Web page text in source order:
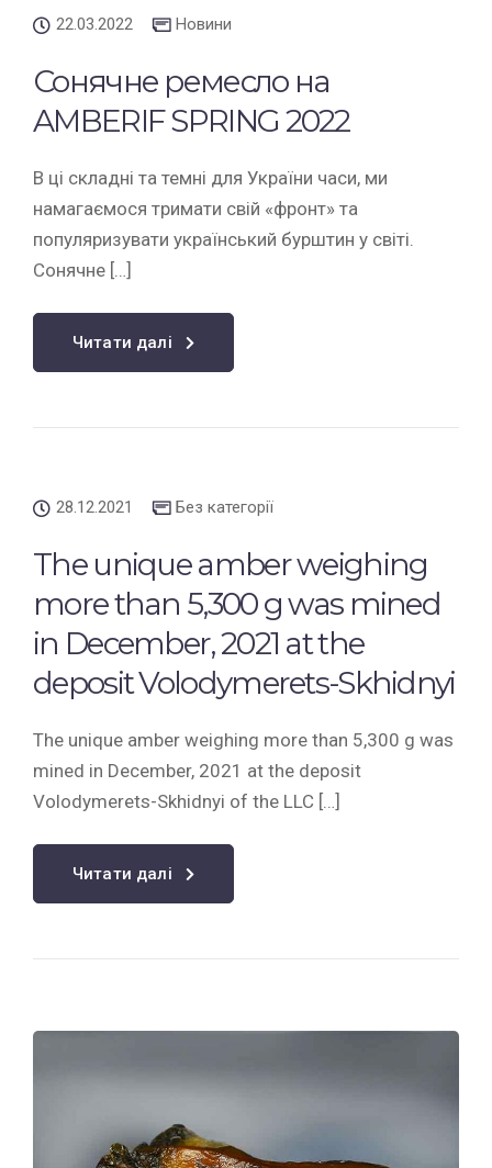
22.03.2022 Новини
Сонячне ремесло на
AMBERIF SPRING 2022
В ці складні та темні для України часи, ми
намагаємося тримати свій «фронт» та
популяризувати український бурштин у світі.
Сонячне […]
Читати далі
28.12.2021 Без категорії
The unique amber weighing
more than 5,300 g was mined
in December, 2021 at the
deposit Volodymerets-Skhidnyi
The unique amber weighing more than 5,300 g was
mined in December, 2021 at the deposit
Volodymerets-Skhidnyi of the LLC […]
Читати далі